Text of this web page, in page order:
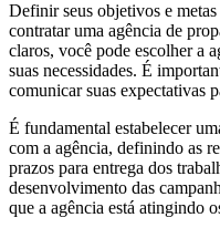
Definir seus objetivos e
contratar uma agência de
claros, você pode escolher a
suas necessidades. É
comunicar suas expectativas
É fundamental estabelecer
com a agência, definindo as
prazos para entrega dos
desenvolvimento das
que a agência está atingindo